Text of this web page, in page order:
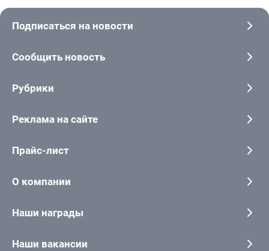
Подписаться на новости
Сообщить новость
Рубрики
Реклама на сайте
Прайс-лист
О компании
Наши награды
Наши вакансии